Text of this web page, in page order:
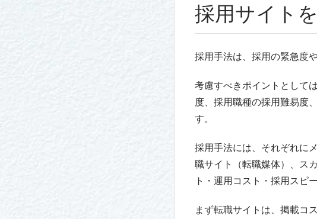
採用サイト
採用手法は、採用の緊急度
考慮すべきポイントとして
度、採用職種の採用難易度
す。
採用手法には、それぞれに
職サイト（転職媒体）、ス
ト・運用コスト・採用スピ
まず転職サイトは、掲載コ